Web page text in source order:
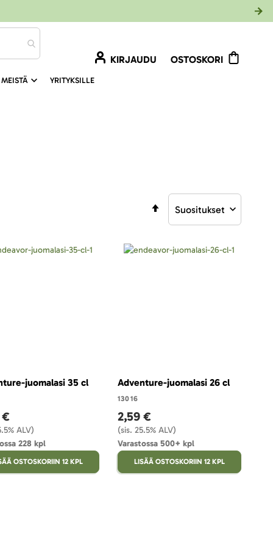
KIRJAUDU
OSTOSKORI
YRITYKSILLE
Aseta
laskevaan
juomalasi 35 cl
€
ALV)
228 kpl
OSTOSKORIIN 12 KPL
Adventure-juomalasi 26 cl
13016
2,59 €
(sis. 25.5% ALV)
Varastossa 500+ kpl
LISÄÄ OSTOSKORIIN 12 KPL